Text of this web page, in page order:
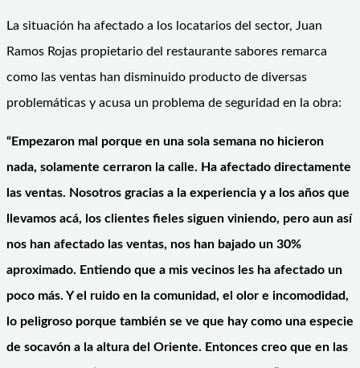
La situación ha afectado a los locatarios del sector, Juan
Ramos Rojas propietario del restaurante sabores remarca
como las ventas han disminuido producto de diversas
problemáticas y acusa un problema de seguridad en la obra:
“Empezaron mal porque en una sola semana no hicieron
nada, solamente cerraron la calle. Ha afectado directamente
las ventas. Nosotros gracias a la experiencia y a los años que
llevamos acá, los clientes fieles siguen viniendo, pero aun así
nos han afectado las ventas, nos han bajado un 30%
aproximado. Entiendo que a mis vecinos les ha afectado un
poco más. Y el ruido en la comunidad, el olor e incomodidad,
lo peligroso porque también se ve que hay como una especie
de socavón a la altura del Oriente. Entonces creo que en las